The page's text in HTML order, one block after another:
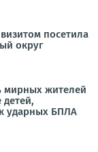
посетила
округ
мирных жителей
детей,
ударных БПЛА